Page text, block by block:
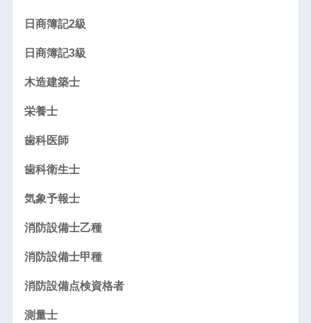
日商簿記2級
日商簿記3級
木造建築士
栄養士
歯科医師
歯科衛生士
気象予報士
消防設備士乙種
消防設備士甲種
消防設備点検資格者
測量士